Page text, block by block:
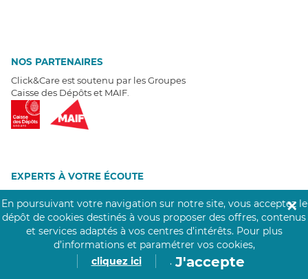
NOS PARTENAIRES
Click&Care est soutenu par les Groupes
Caisse des Dépôts et MAIF.
EXPERTS À VOTRE ÉCOUTE
téléphone 7/7.
Être rappelé aujourd'hui
MOIGNAGES CLIENTS
En poursuivant votre navigation sur notre site, vous acceptez le
dépôt de cookies destinés à vous proposer des offres, contenus
et services adaptés à vos centres d’intérêts. Pour plus
d’informations et paramétrer vos cookies,
cliquez ici
. J'accepte
✕